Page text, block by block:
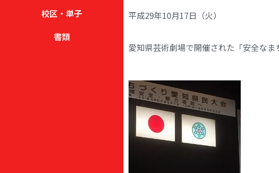
校区・単子
書類
平成29年10月17日（火）
愛知県芸術劇場で開催された「安全な